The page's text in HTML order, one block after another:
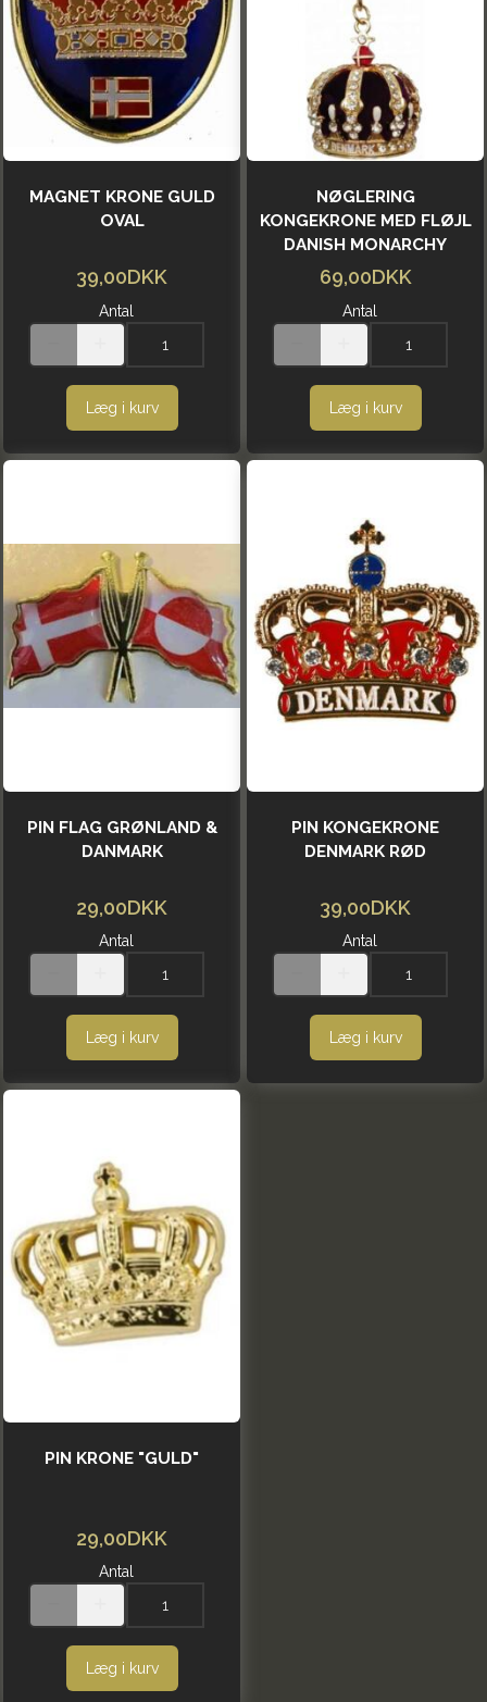
MAGNET KRONE GULD
OVAL
39,00DKK
Antal
Læg i kurv
NØGLERING
KONGEKRONE MED FLØJL
DANISH MONARCHY
69,00DKK
Antal
Læg i kurv
PIN FLAG GRØNLAND &
DANMARK
29,00DKK
Antal
Læg i kurv
PIN KONGEKRONE
DENMARK RØD
39,00DKK
Antal
Læg i kurv
PIN KRONE "GULD"
29,00DKK
Antal
Læg i kurv